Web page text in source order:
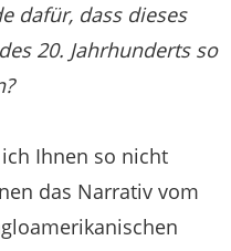
dafür, dass dieses
20. Jahrhunderts so
Ihnen so nicht
das Narrativ vom